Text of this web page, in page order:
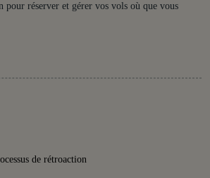
pour réserver et gérer vos vols où que vous
de rétroaction